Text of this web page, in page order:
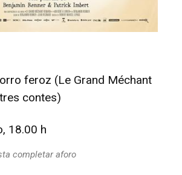
feroz (Le Grand Méchant
contes)
18.00 h
completar aforo